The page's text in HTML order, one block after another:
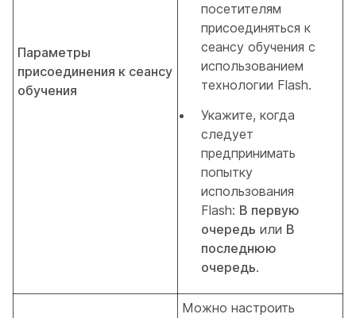
Параметры
присоединения к сеансу
обучения
посетителям
присоединяться к
сеансу обучения с
использованием
технологии Flash.
Укажите, когда
следует
предпринимать
попытку
использования
Flash: В первую
очередь или В
последнюю
очередь.
Можно настроить